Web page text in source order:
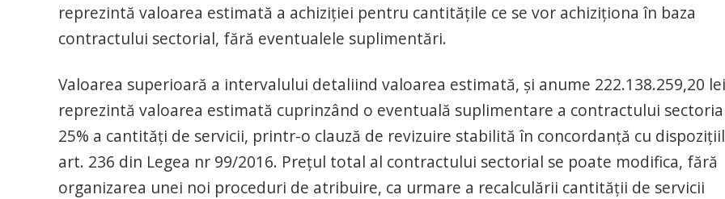
reprezintă valoarea estimată a achiziției pentru cantitățile ce se vor achiziționa în baza
contractului sectorial, fără eventualele suplimentări.
Valoarea superioară a intervalului detaliind valoarea estimată, și anume 222.138.259,20 lei
reprezintă valoarea estimată cuprinzând o eventuală suplimentare a contractului
25% a cantități de servicii, printr-o clauză de revizuire stabilită în concordanță cu
art. 236 din Legea nr 99/2016. Prețul total al contractului sectorial se poate modifica, fără
organizarea unei noi proceduri de atribuire, ca urmare a recalculării cantității de servicii